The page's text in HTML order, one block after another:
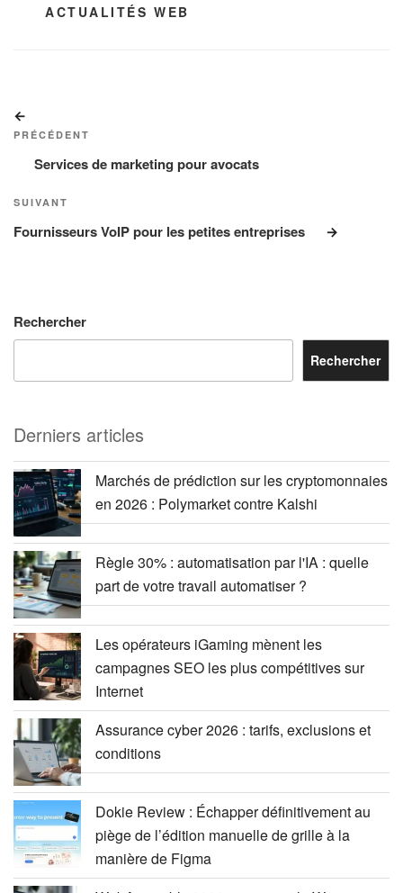
CATÉGORIES
ACTUALITÉS WEB
de
l’article
précédent
PRÉCÉDENT
Services de marketing pour avocats
Article
suivant
SUIVANT
Fournisseurs VoIP pour les petites entreprises
Rechercher
Rechercher
Derniers articles
Marchés de prédiction sur les cryptomonnaies
en 2026 : Polymarket contre Kalshi
Règle 30% : automatisation par l'IA : quelle
part de votre travail automatiser ?
Les opérateurs iGaming mènent les
campagnes SEO les plus compétitives sur
Internet
Assurance cyber 2026 : tarifs, exclusions et
conditions
Dokie Review : Échapper définitivement au
piège de l’édition manuelle de grille à la
manière de Figma